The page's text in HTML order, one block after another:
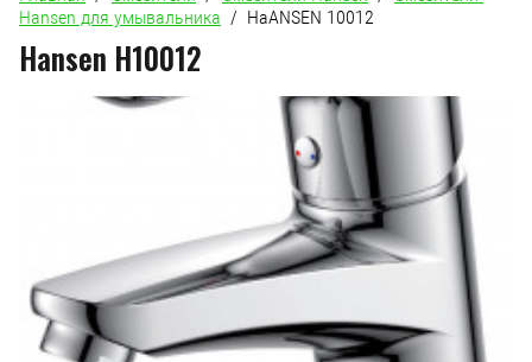
Hansen для умывальника
  /  HaANSEN 10012
Hansen H10012